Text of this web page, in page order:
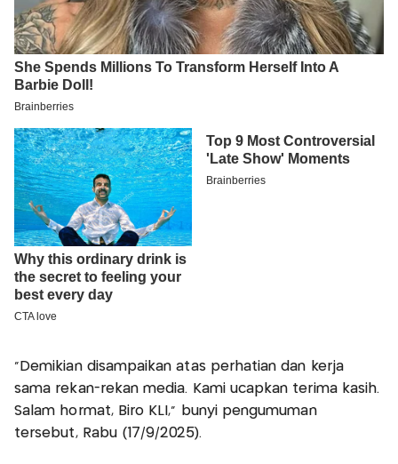
“Demikian disampaikan atas perhatian dan kerja
sama rekan-rekan media. Kami ucapkan terima kasih.
Salam hormat, Biro KLI,” bunyi pengumuman
tersebut, Rabu (17/9/2025).